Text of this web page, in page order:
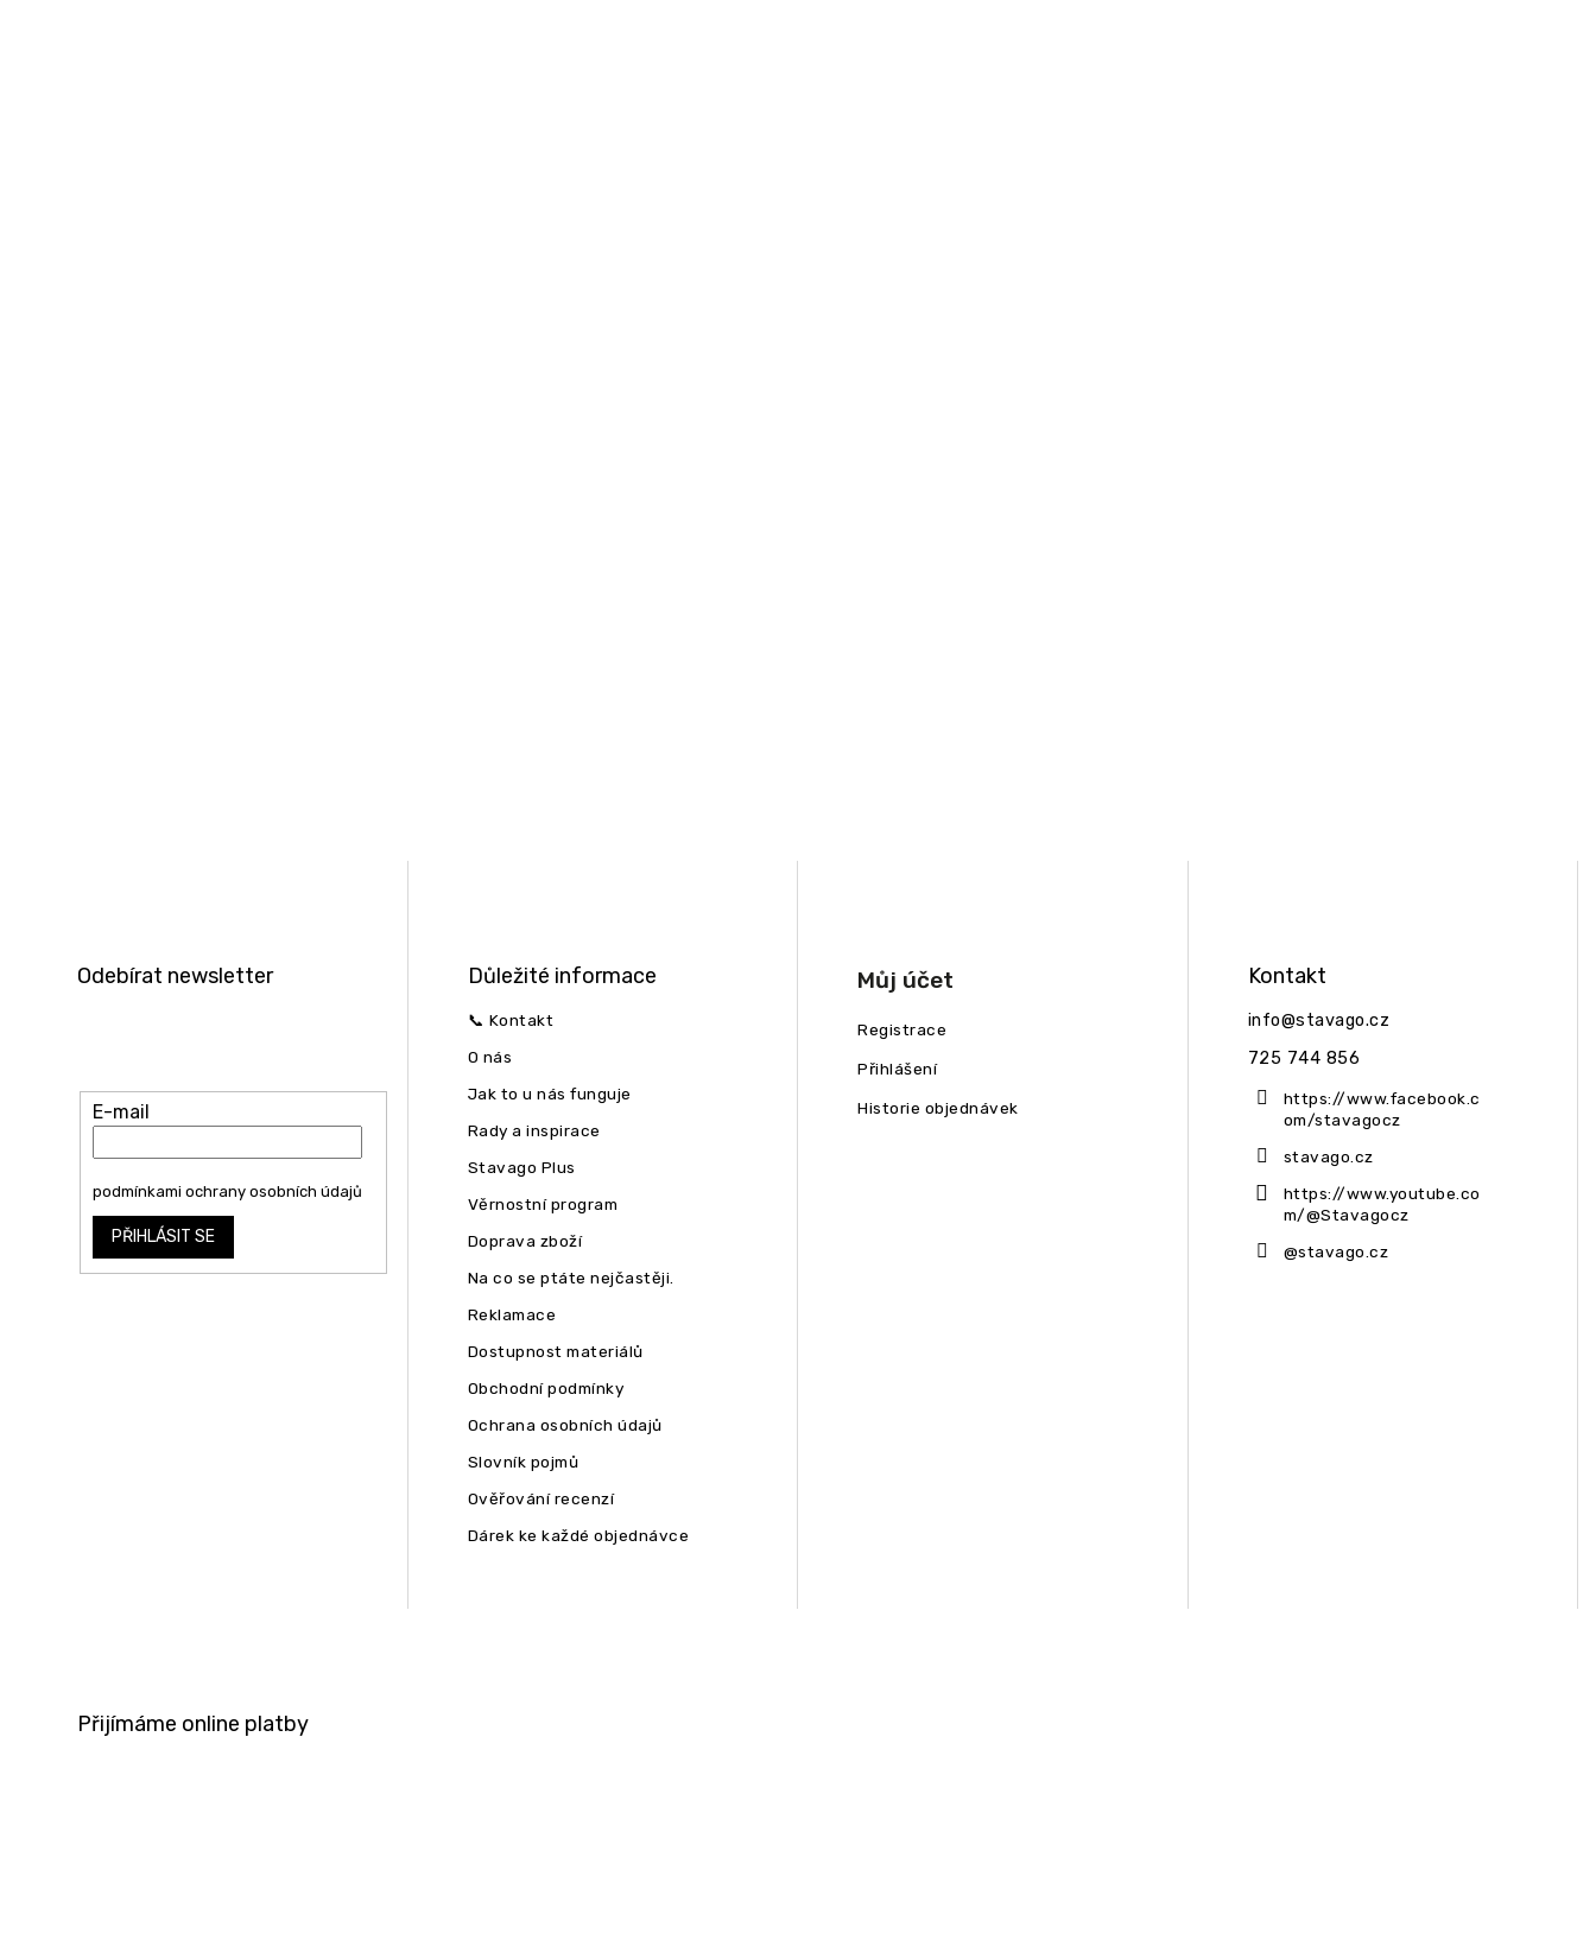
Odebírat newsletter
E-mail
podmínkami ochrany osobních údajů
PŘIHLÁSIT SE
Důležité informace
📞 Kontakt
O nás
Jak to u nás funguje
Rady a inspirace
Stavago Plus
Věrnostní program
Doprava zboží
Na co se ptáte nejčastěji.
Reklamace
Dostupnost materiálů
Obchodní podmínky
Ochrana osobních údajů
Slovník pojmů
Ověřování recenzí
Dárek ke každé objednávce
Můj účet
Registrace
Přihlášení
Historie objednávek
Kontakt
info@stavago.cz
725 744 856
https://www.facebook.c
om/stavagocz
stavago.cz
https://www.youtube.co
m/@Stavagocz
@stavago.cz
Přijímáme online platby